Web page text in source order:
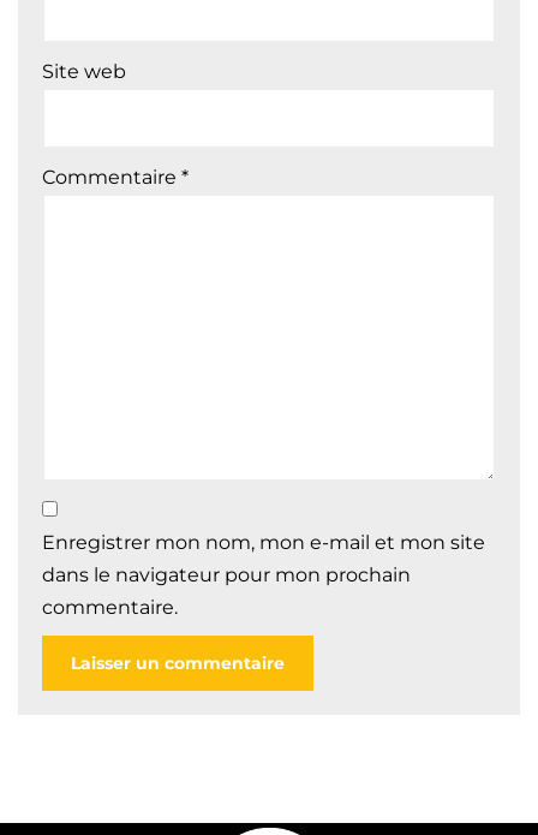
Site web
Commentaire *
Enregistrer mon nom, mon e-mail et mon site
dans le navigateur pour mon prochain
commentaire.